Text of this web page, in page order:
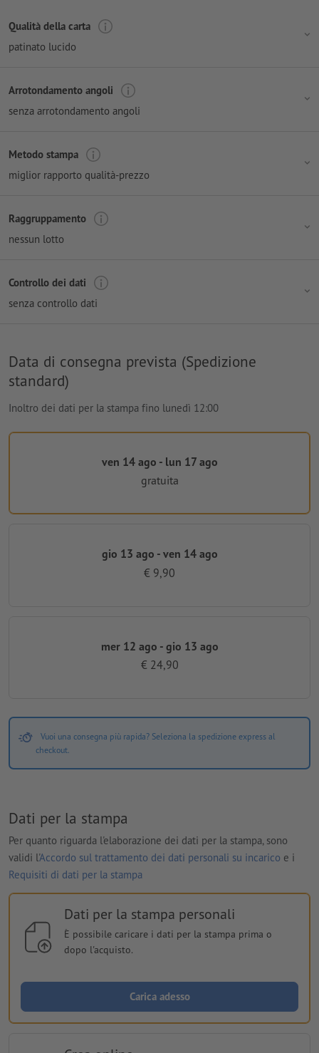
Qualità della carta
patinato lucido
Arrotondamento angoli
senza arrotondamento angoli
Metodo stampa
miglior rapporto qualità-prezzo
Raggruppamento
nessun lotto
Controllo dei dati
senza controllo dati
Data di consegna prevista (Spedizione
standard)
Inoltro dei dati per la stampa fino lunedì 12:00
ven 14 ago - lun 17 ago
gratuita
gio 13 ago - ven 14 ago
€ 9,90
mer 12 ago - gio 13 ago
€ 24,90
Vuoi una consegna più rapida? Seleziona la spedizione express al
checkout.
Dati per la stampa
Per quanto riguarda l'elaborazione dei dati per la stampa, sono
validi l'Accordo sul trattamento dei dati personali su incarico e i
Requisiti di dati per la stampa
Dati per la stampa personali
È possibile caricare i dati per la stampa prima o
dopo l'acquisto.
Carica adesso